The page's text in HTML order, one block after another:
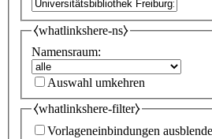
⧼whatlinkshere-ns⧽
Namensraum:
Auswahl umkehren
⧼whatlinkshere-filter⧽
Vorlageneinbindungen